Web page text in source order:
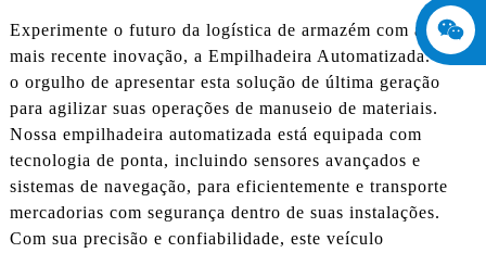
Experimente o futuro da logística de armazém com a nossa
mais recente inovação, a Empilhadeira Automatizada. tem
o orgulho de apresentar esta solução de última geração
para agilizar suas operações de manuseio de materiais.
Nossa empilhadeira automatizada está equipada com
tecnologia de ponta, incluindo sensores avançados e
sistemas de navegação, para eficientemente e transporte
mercadorias com segurança dentro de suas instalações.
Com sua precisão e confiabilidade, este veículo